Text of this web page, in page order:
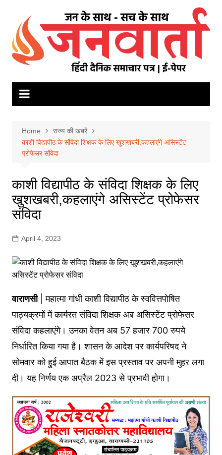
content
Home
राज्य की खबरें
काशी विद्यापीठ के संविदा शिक्षक के लिए खुशखबरी,कहलाएंगे असिस्टेंट
प्रोफेसर संविदा
काशी विद्यापीठ के संविदा शिक्षक के लिए
खुशखबरी,कहलाएंगे असिस्टेंट प्रोफेसर
संविदा
April 4, 2023
वाराणसी| महात्मा गांधी काशी विद्यापीठ के स्ववित्तपोषित
पाठ्यक्रमों में कार्यरत संविदा शिक्षक अब असिस्टेंट प्रोफेसर
संविदा कहलाएंगे। उनका वेतन अब 57 हजार 700 रुपये
निर्धारित किया गया है। शासन के आदेश पर कार्यपरिषद ने
सोमवार को हुई आपात बैठक में इस प्रस्ताव पर अपनी मुहर लगा
दी। यह निर्णय एक अप्रैल 2023 से प्रभावी होगा।